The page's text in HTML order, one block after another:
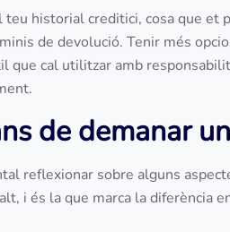
historial creditici, cosa que et
de devolució. Tenir més
que cal utilitzar amb
de demanar
reflexionar sobre alguns
i és la que marca la diferència